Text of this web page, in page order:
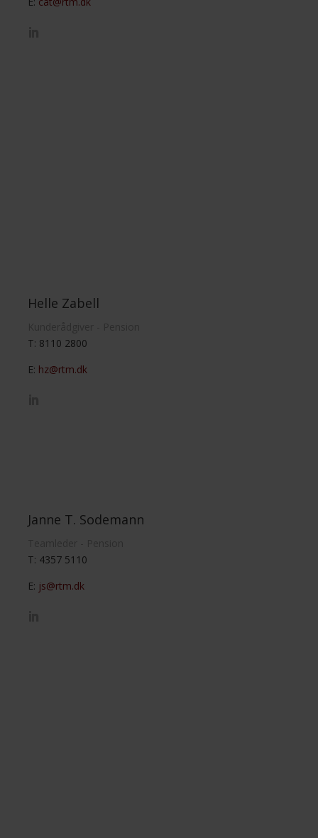
Helle Zabell
T: 8110 2800
E: hz@rtm.dk
Janne T. Sodemann
T: 4357 5110
E: js@rtm.dk